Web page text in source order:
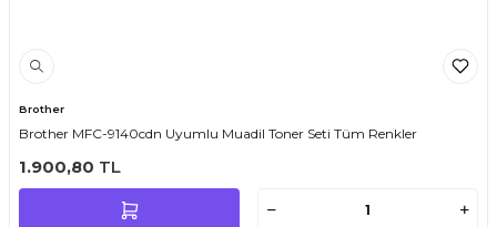
Brother
Brother MFC-9140cdn Uyumlu Muadil Toner Seti Tüm Renkler
1.900,80 TL